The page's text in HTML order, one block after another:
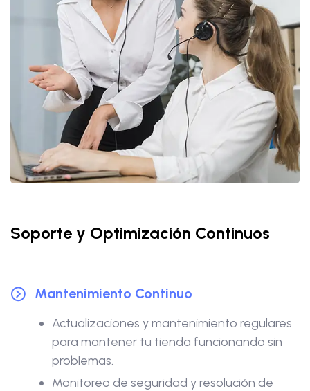
Soporte y Optimización Continuos
Mantenimiento Continuo
Actualizaciones y mantenimiento regulares
para mantener tu tienda funcionando sin
problemas.
Monitoreo de seguridad y resolución de